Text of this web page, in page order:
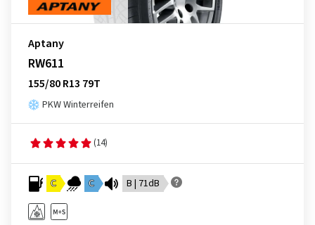
Aptany
RW611
155/80 R13 79T
PKW Winterreifen
(14)
C C B | 71dB